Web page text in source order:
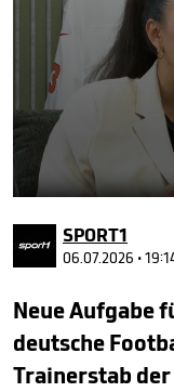
seconds
of
53
seconds
SPORT1
06.07.2026 •
Neue Aufgabe
deutsche
Trainerstab